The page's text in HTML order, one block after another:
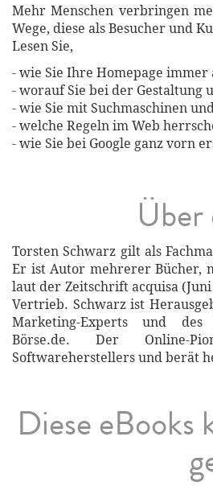
Mehr Menschen verbringen
Wege, diese als Besucher und
Lesen Sie,
- wie Sie Ihre Homepage
- worauf Sie bei der Gestaltung
- wie Sie mit Suchmaschinen
- welche Regeln im Web
- wie Sie bei Google ganz vorn
Torsten Schwarz gilt als
Er ist Autor mehrerer Bücher,
laut der Zeitschrift acquisa
Vertrieb. Schwarz ist
Marketing-Experts und des
Börse.de. Der Online-
Softwareherstellers und berät
Diese eBooks